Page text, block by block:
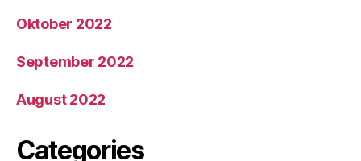
Oktober 2022
September 2022
August 2022
Categories